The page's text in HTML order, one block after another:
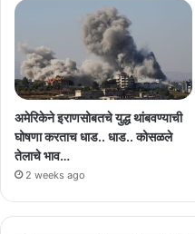
अमेरिकेने इराणसोबतचे युद्ध थांबवण्याची
घोषणा करताच धाड.. धाड.. कोसळले
तेलाचे भाव…
2 weeks ago